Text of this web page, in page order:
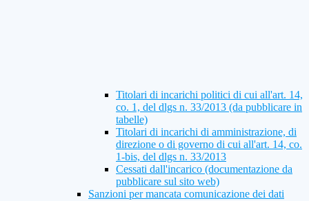
Titolari di incarichi politici di cui all'art. 14,
co. 1, del dlgs n. 33/2013 (da pubblicare in
tabelle)
Titolari di incarichi di amministrazione, di
direzione o di governo di cui all'art. 14, co.
1-bis, del dlgs n. 33/2013
Cessati dall'incarico (documentazione da
pubblicare sul sito web)
Sanzioni per mancata comunicazione dei dati